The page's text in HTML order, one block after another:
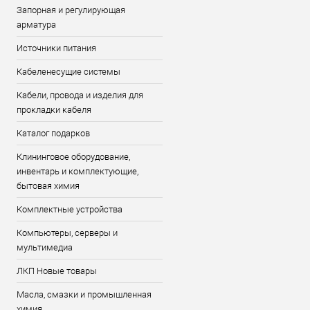
Запорная и регулирующая
арматура
Источники питания
Кабеленесущие системы
Кабели, провода и изделия для
прокладки кабеля
Каталог подарков
Клининговое оборудование,
инвентарь и комплектующие,
бытовая химия
Комплектные устройства
Компьютеры, серверы и
мультимедиа
ЛКП Новые товары
Масла, смазки и промышленная